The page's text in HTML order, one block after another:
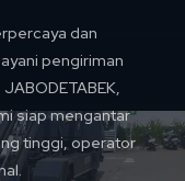
dan
pengiriman
siap mengantar
tinggi, operator